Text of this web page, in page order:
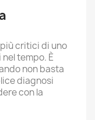
critici di uno
tempo. È
non basta
diagnosi
con la